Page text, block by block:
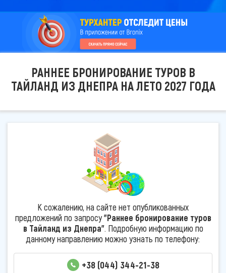
РАННЕЕ БРОНИРОВАНИЕ ТУРОВ В
ТАЙЛАНД ИЗ ДНЕПРА НА ЛЕТО 2027 ГОДА
К сожалению, на сайте нет опубликованных
предложений по запросу"Раннее бронирование туров
в Тайланд из Днепра". Подробную информацию по
данному направлению можно узнать по телефону:
+38 (044) 344-21-38